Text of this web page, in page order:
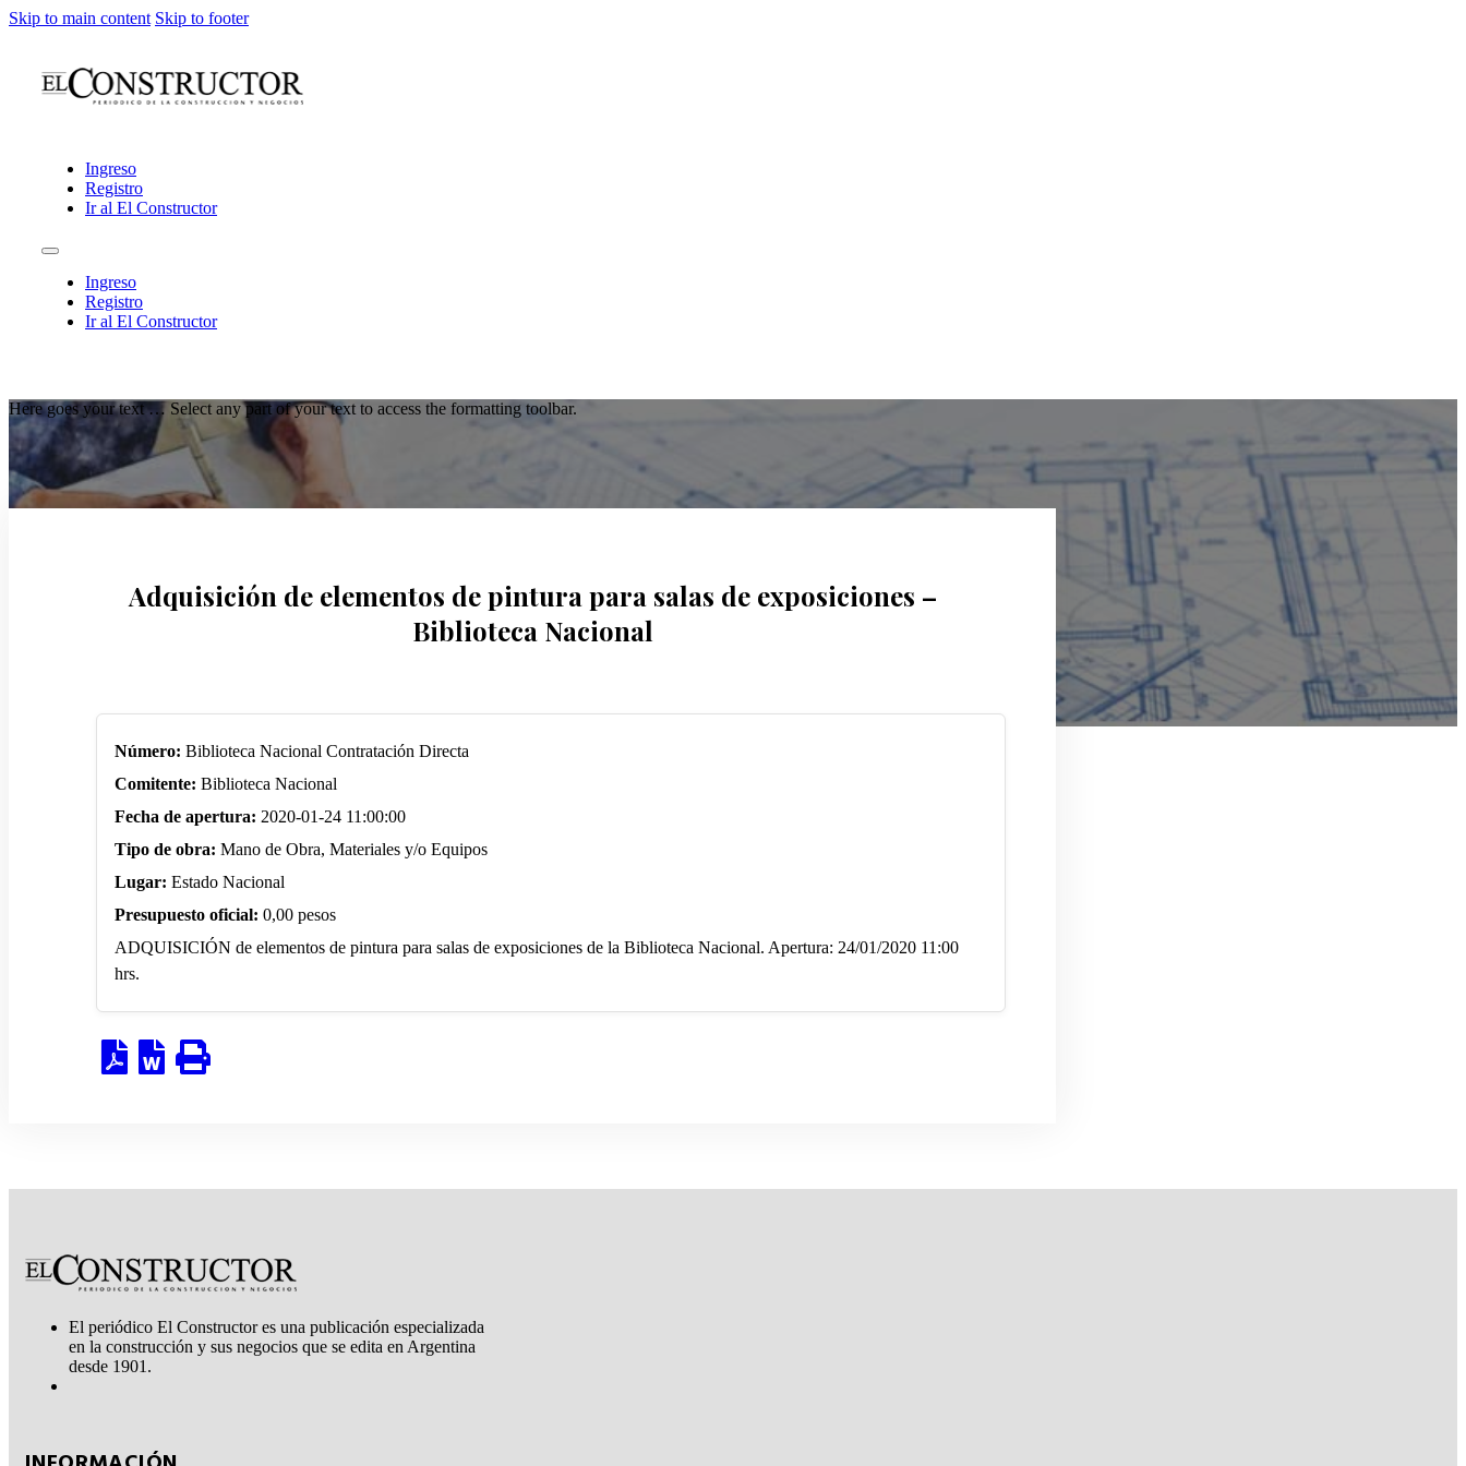
Skip to main content Skip to footer
Ingreso
Registro
Ir al El Constructor
Ingreso
Registro
Ir al El Constructor
Here goes your text … Select any part of your text to access the formatting toolbar.
Adquisición de elementos de pintura para salas de exposiciones –
Biblioteca Nacional
Número: Biblioteca Nacional Contratación Directa
Comitente: Biblioteca Nacional
Fecha de apertura: 2020-01-24 11:00:00
Tipo de obra: Mano de Obra, Materiales y/o Equipos
Lugar: Estado Nacional
Presupuesto oficial: 0,00 pesos
ADQUISICIÓN de elementos de pintura para salas de exposiciones de la Biblioteca Nacional. Apertura: 24/01/2020 11:00
hrs.
El periódico El Constructor es una publicación especializada
en la construcción y sus negocios que se edita en Argentina
desde 1901.